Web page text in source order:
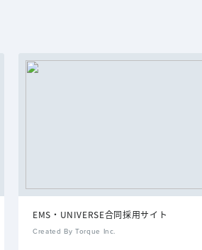
EMS・UNIVERSE合同採用サイト
Created By Torque Inc.